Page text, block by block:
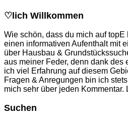
♡lich Willkommen
Wie schön, dass du mich auf
einen informativen Aufenthalt mit
über Hausbau &
aus meiner Feder, denn dank des
ich viel Erfahrung auf diesem
Fragen & Anregungen bin ich
mich sehr über jeden Kommentar.
Suchen